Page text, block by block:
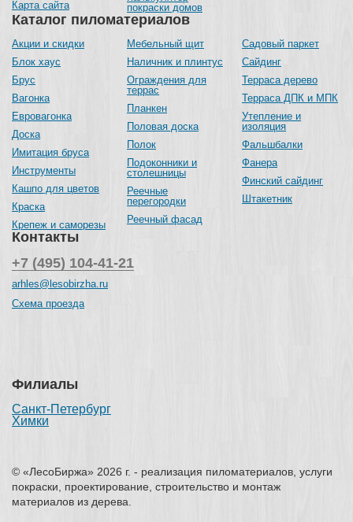
Каталог пиломатериалов
Акции и скидки
Блок хаус
Брус
Вагонка
Евровагонка
Доска
Имитация бруса
Инструменты
Кашпо для цветов
Краска
Крепеж и саморезы
Мебельный щит
Наличник и плинтус
Ограждения для
террас
Планкен
Половая доска
Полок
Подоконники и
столешницы
Реечные
перегородки
Реечный фасад
Садовый паркет
Сайдинг
Терраса дерево
Терраса ДПК и МПК
Утепление и
изоляция
Фальшбалки
Фанера
Финский сайдинг
Штакетник
Карта сайта
покраски домов
Контакты
+7 (495) 104-41-21
arhles@lesobirzha.ru
Схема проезда
Филиалы
Санкт-Петербург
Химки
© «ЛесоБиржа» 2026 г. - реализация пиломатериалов, услуги
покраски, проектирование, строительство и монтаж
материалов из дерева.